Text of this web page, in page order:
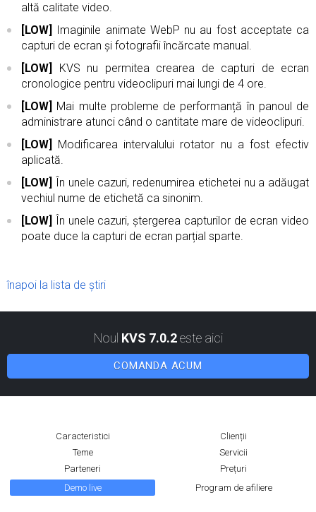
altă calitate video.
[LOW] Imaginile animate WebP nu au fost acceptate ca
capturi de ecran și fotografii încărcate manual.
[LOW]
KVS nu permitea crearea de capturi de ecran
cronologice pentru videoclipuri mai lungi de 4 ore.
[LOW] Mai multe probleme de performanță în panoul de
administrare atunci când o cantitate mare de videoclipuri.
[LOW]
Modificarea intervalului rotator nu a fost efectiv
aplicată.
[LOW] În unele cazuri, redenumirea etichetei nu a adăugat
vechiul nume de etichetă ca sinonim.
[LOW] În unele cazuri, ștergerea capturilor de ecran video
poate duce la capturi de ecran parțial sparte.
înapoi la lista de știri
Noul KVS 7.0.2este aici
COMANDA ACUM
Caracteristici
Clienții
Teme
Servicii
Parteneri
Prețuri
Demo live
Program de afiliere